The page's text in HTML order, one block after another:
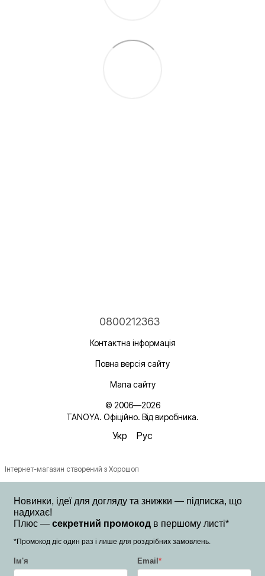
0800212363
Контактна інформація
Повна версія сайту
Мапа сайту
© 2006—2026
TANOYA. Офіційно. Від виробника.
Укр Рус
Інтернет-магазин створений з Хорошоп
Новинки, ідеї для догляду та знижки — підписка, що
надихає!
Плюс — секретний промокод в першому листі*
*Промокод діє один раз і лише для роздрібних замовлень.
Ім'я Email *